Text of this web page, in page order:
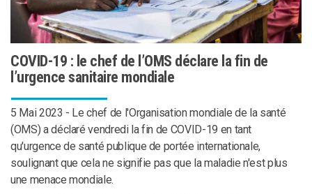
COVID-19 : le chef de l’OMS déclare la fin de
l’urgence sanitaire mondiale
5 Mai 2023 - Le chef de l'Organisation mondiale de la santé
(OMS) a déclaré vendredi la fin de COVID-19 en tant
qu'urgence de santé publique de portée internationale,
soulignant que cela ne signifie pas que la maladie n'est plus
une menace mondiale.